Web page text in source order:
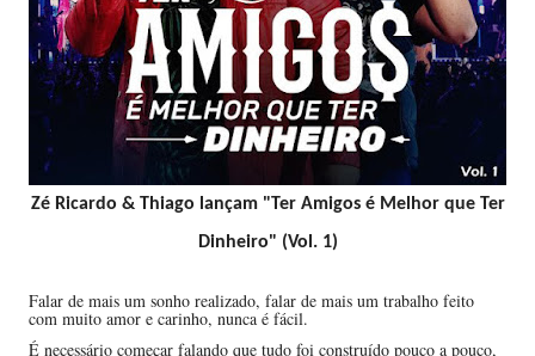
Zé Ricardo & Thiago lançam "Ter Amigos é Melhor que Ter
Dinheiro" (Vol. 1)
Falar de mais um sonho realizado, falar de mais um trabalho feito
com muito amor e carinho, nunca é fácil.
É necessário começar falando que tudo foi construído pouco a pouco,